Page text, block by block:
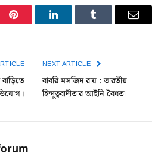
Pinterest LinkedInTumblr Email
NEXT ARTICLE
বাবরি মসজিদ রায় : ভারতীয়
হিন্দুত্ববাদীতার আইনি বৈধতা